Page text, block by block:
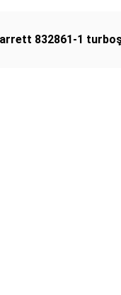
832861-1